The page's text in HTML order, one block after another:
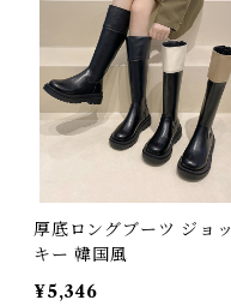
厚底ロングブーツ ジョッ
キー 韓国風
¥5,346